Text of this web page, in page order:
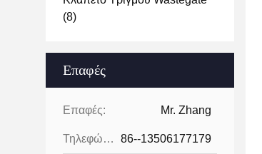
(8)
Επαφές
Επαφές: Mr. Zhang
Τηλεφώνημα: 86--13506177179